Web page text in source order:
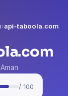
›api-taboola.com
/ 100